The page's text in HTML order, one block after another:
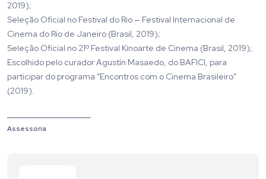
2019);
Seleção Oficial no Festival do Rio — Festival Internacional de
Cinema do Rio de Janeiro (Brasil, 2019);
Seleção Oficial no 21º Festival Kinoarte de Cinema (Brasil, 2019);
Escolhido pelo curador Agustín Masaedo, do BAFICI, para
participar do programa “Encontros com o Cinema Brasileiro”
(2019).
Assessoria